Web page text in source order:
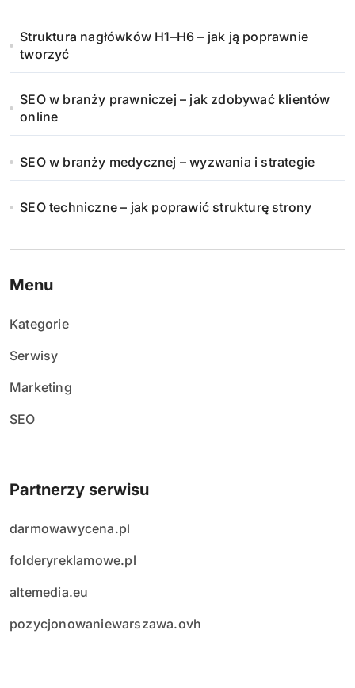
Struktura nagłówków H1–H6 – jak ją poprawnie
tworzyć
SEO w branży prawniczej – jak zdobywać klientów
online
SEO w branży medycznej – wyzwania i strategie
SEO techniczne – jak poprawić strukturę strony
Menu
Kategorie
Serwisy
Marketing
SEO
Partnerzy serwisu
darmowawycena.pl
folderyreklamowe.pl
altemedia.eu
pozycjonowaniewarszawa.ovh